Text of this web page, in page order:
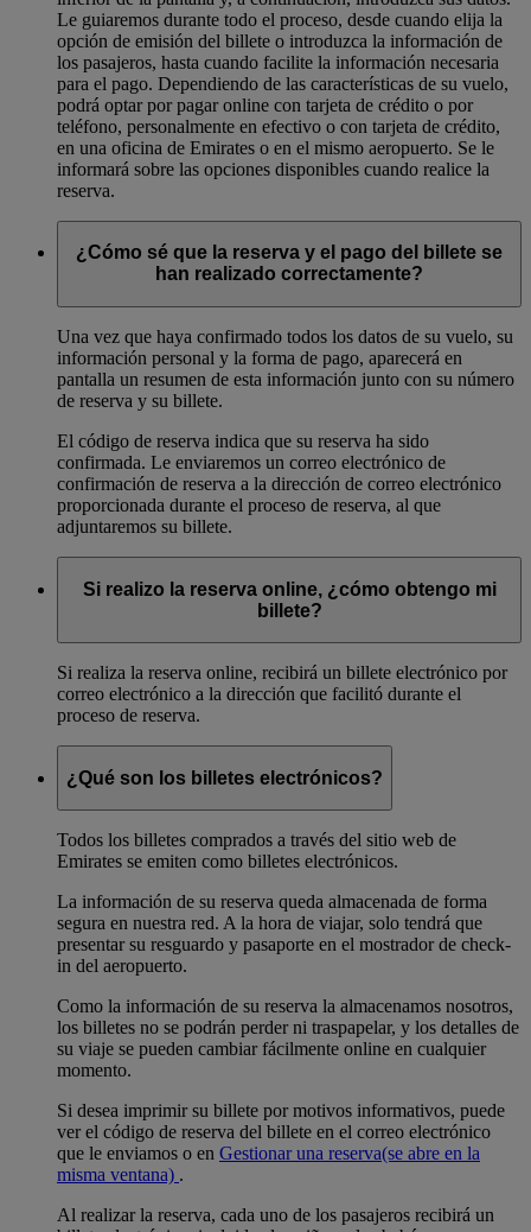
Le guiaremos durante todo el proceso, desde cuando elija la
opción de emisión del billete o introduzca la información de
los pasajeros, hasta cuando facilite la información necesaria
para el pago. Dependiendo de las características de su vuelo,
podrá optar por pagar online con tarjeta de crédito o por
teléfono, personalmente en efectivo o con tarjeta de crédito,
en una oficina de Emirates o en el mismo aeropuerto. Se le
informará sobre las opciones disponibles cuando realice la
reserva.
¿Cómo sé que la reserva y el pago del billete se
han realizado correctamente?
Una vez que haya confirmado todos los datos de su vuelo, su
información personal y la forma de pago, aparecerá en
pantalla un resumen de esta información junto con su número
de reserva y su billete.
El código de reserva indica que su reserva ha sido
confirmada. Le enviaremos un correo electrónico de
confirmación de reserva a la dirección de correo electrónico
proporcionada durante el proceso de reserva, al que
adjuntaremos su billete.
Si realizo la reserva online, ¿cómo obtengo mi
billete?
Si realiza la reserva online, recibirá un billete electrónico por
correo electrónico a la dirección que facilitó durante el
proceso de reserva.
¿Qué son los billetes electrónicos?
Todos los billetes comprados a través del sitio web de
Emirates se emiten como billetes electrónicos.
La información de su reserva queda almacenada de forma
segura en nuestra red. A la hora de viajar, solo tendrá que
presentar su resguardo y pasaporte en el mostrador de check-
in del aeropuerto.
Como la información de su reserva la almacenamos nosotros,
los billetes no se podrán perder ni traspapelar, y los detalles de
su viaje se pueden cambiar fácilmente online en cualquier
momento.
Si desea imprimir su billete por motivos informativos, puede
ver el código de reserva del billete en el correo electrónico
que le enviamos o en Gestionar una reserva(se abre en la
misma ventana) .
Al realizar la reserva, cada uno de los pasajeros recibirá un